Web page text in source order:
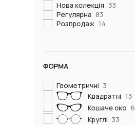
Нова колекція 33
Регулярна 83
Розпродаж 14
ФОРМА
Геометричні 3
Квадратні 13
Кошаче око 6
Круглі 33